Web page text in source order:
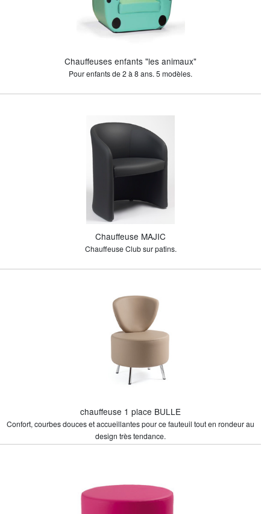
Chauffeuses enfants "les animaux"
Pour enfants de 2 à 8 ans. 5 modèles.
Chauffeuse MAJIC
Chauffeuse Club sur patins.
chauffeuse 1 place BULLE
Confort, courbes douces et accueillantes pour ce fauteuil tout en rondeur au
design très tendance.